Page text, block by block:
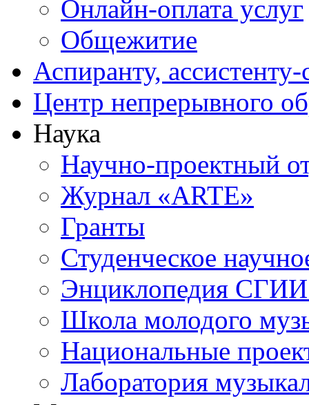
Онлайн-оплата услуг
Общежитие
Аспиранту,
Центр непрерывного
Наука
Научно-проектный
Журнал «ARTE»
Гранты
Студенческое
Энциклопедия СГИИ
Школа молодого
Национальные
Лаборатория